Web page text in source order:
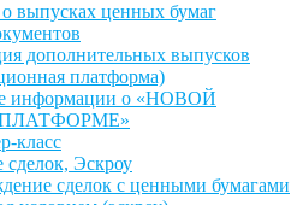
выпусках ценных бумаг
дополнительных выпусков
платформа)
информации о «НОВОЙ
класс
Эскроу
сделок с ценными бумагами